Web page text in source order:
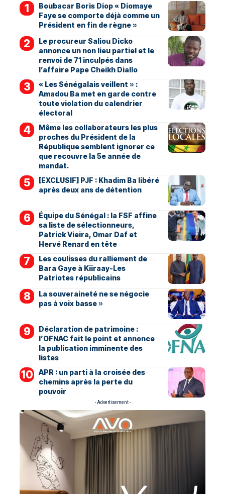
Boubacar Boris Diop « Diomaye
Faye se comporte déjà comme un
Président en fin de règne »
Le procureur Saliou Dicko
annonce un non lieu partiel et le
renvoi de 71 inculpés dans
l’affaire Pape Cheikh Diallo
« Les Sénégalais veillent » :
Amadou Ba met en garde contre
toute violation du calendrier
électoral
Même les collaborateurs les plus
proches du Président de la
République semblent ignorer ce
que recouvre la 5e année de
mandat.
[EXCLUSIF] PJF : Khadim Ba libéré
après deux ans de détention
Équipe du Sénégal : la FSF affine
sa liste de sélectionneurs,
Patrick Vieira, Omar Daf et
Hervé Renard en tête
Les coulisses du ralliement de
Bara Gaye à Kiiraay-Les
Patriotes républicains
La souveraineté ne se négocie
pas à voix basse »
Déclaration de patrimoine :
l’OFNAC fait le point et annonce
la publication imminente des
listes
APR : un parti à la croisée des
chemins après la perte du
pouvoir
- Advertisement -